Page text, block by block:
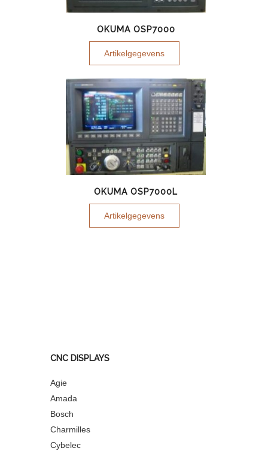
OKUMA OSP7000
Artikelgegevens
OKUMA OSP7000L
Artikelgegevens
CNC DISPLAYS
Agie
Amada
Bosch
Charmilles
Cybelec